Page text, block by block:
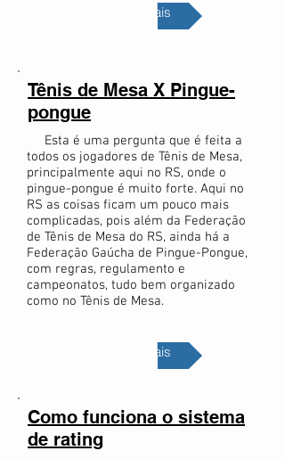
Leia mais
Tênis de Mesa X Pingue-
pongue
Esta é uma pergunta que é feita a
todos os jogadores de Tênis de Mesa,
principalmente aqui no RS, onde o
pingue-pongue é muito forte. Aqui no
RS as coisas ficam um pouco mais
complicadas, pois além da Federação
de Tênis de Mesa do RS, ainda há a
Federação Gaúcha de Pingue-Pongue,
com regras, regulamento e
campeonatos, tudo bem organizado
como no Tênis de Mesa.
Leia mais
Como funciona o sistema
de rating